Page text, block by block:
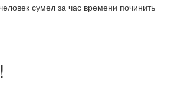
сумел за час времени починить